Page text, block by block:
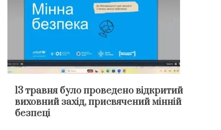
13 травня було проведено відкритий
виховний захід, присвячений мінній
безпеці